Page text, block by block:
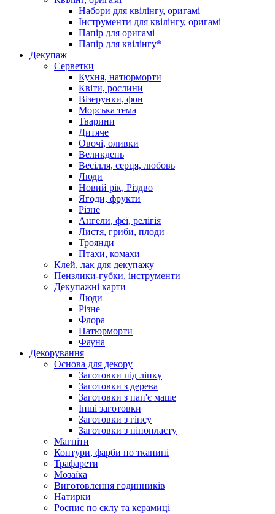
Набори для квілінгу, оригамі
Інструменти для квілінгу, оригамі
Папір для оригамі
Папір для квілінгу*
Декупаж
Серветки
Кухня, натюрморти
Квіти, рослини
Візерунки, фон
Морська тема
Тварини
Дитяче
Овочі, оливки
Великдень
Весілля, серця, любовь
Люди
Новий рік, Різдво
Ягоди, фрукти
Різне
Ангели, феї, релігія
Листя, гриби, плоди
Троянди
Птахи, комахи
Клей, лак для декупажу
Пензлики-губки, інструменти
Декупажні карти
Люди
Різне
Флора
Натюрморти
Фауна
Декорування
Основа для декору
Заготовки під ліпку
Заготовки з дерева
Заготовки з пап'є маше
Інші заготовки
Заготовки з гіпсу
Заготовки з пінопласту
Магніти
Контури, фарби по тканині
Трафарети
Мозаїка
Виготовлення годинників
Натирки
Роспис по склу та керамиці